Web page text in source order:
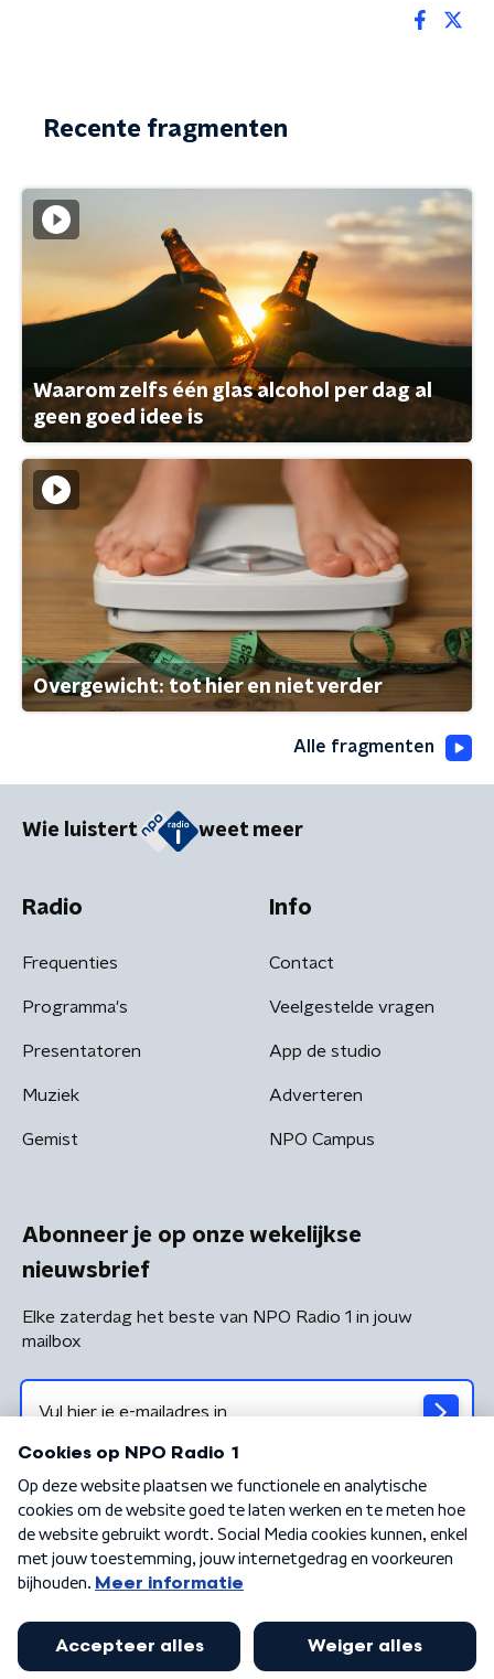
Recente fragmenten
Waarom zelfs één glas alcohol per dag al
geen goed idee is
Overgewicht: tot hier en niet verder
Alle fragmenten
Wie luistert weet meer
Radio
Frequenties
Programma's
Presentatoren
Muziek
Gemist
Info
Contact
Veelgestelde vragen
App de studio
Adverteren
NPO Campus
Abonneer je op onze wekelijkse
nieuwsbrief
Elke zaterdag het beste van NPO Radio 1 in jouw
mailbox
Algemene voorwaarden